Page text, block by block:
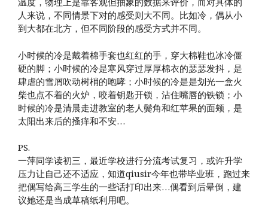
人来说，不同情景下对的感受则大不同。比如冷，偶从小
到大都在北方，但不同阶段的感受方式并不同。
小时候的冷是戴着棉手套也红红的手，穿大棉鞋也冰冷僵
硬的脚；小时候的冷是寒风穿过厚厚棉衣的瑟瑟发抖，是
肆虐的雪屑吹动树梢的咆哮；小时候的冷是是划光一盒火
柴也点不着的火炉，咬着钥匙开锁，沾住嘴唇的铁锁；小
时候的冷是清晨走进教室的老人鬓角和红苹果的面颊，是
太阳出来后的搔痒和不安…
PS.
一萍同学读初三，最近学校进行分流考试复习，或许升学
压力让自己还不适应，知道qiusir今年也带毕业班，跑过来
把偶写给高三学生的一些话打印出来…偶看到后晕倒，建
议她还是当成草稿纸利用吧。